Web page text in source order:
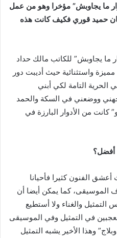
ما يجاوبش” مؤخرا وهو من عمل
حميد قوري فكيف كانت هذه
يجاوبش” للكاتب مالك حداد
واستثنائية حيث أديبت دور
الحرية التامة لكي أبني
ووضعني في السكة والحمد
من الأدوار البارزة في
أفضل؟
الفنون كثيرا فأحيانا
الموسيقى، كما يمكن أيضا أن
والغناء ولا أستطيع
في التمثيل وفي الموسيقى
وهذا الأخير يشبه التمثيل